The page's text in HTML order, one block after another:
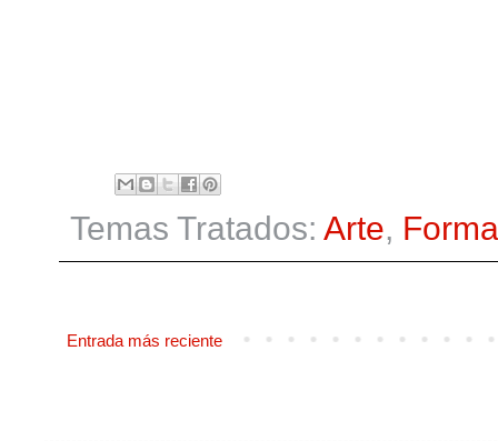
Temas Tratados: Arte,
Entrada más reciente